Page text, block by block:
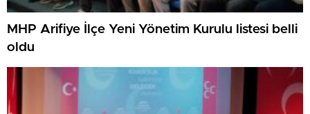
MHP Arifiye İlçe Yeni Yönetim Kurulu listesi belli
oldu